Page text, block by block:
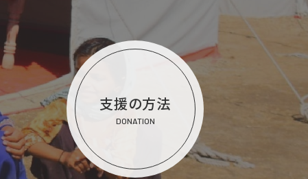
支援の方法
DONATION